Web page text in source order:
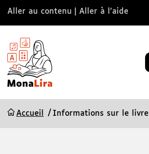
Aller au contenu Aller à l’aide
Accueil Informations sur le livre